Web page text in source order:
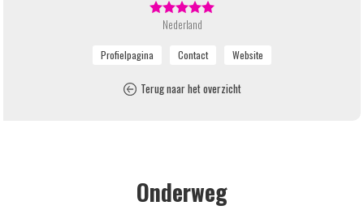
Nederland
Terug naar het overzicht
Onderweg